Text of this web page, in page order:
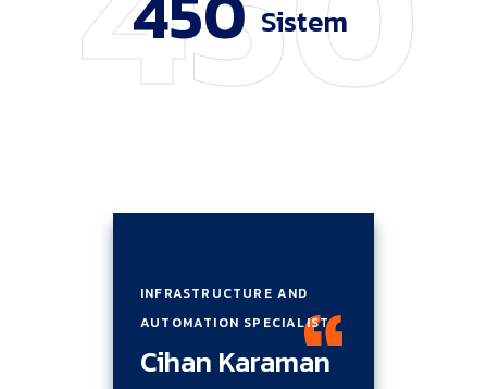
Sistem
INFRASTRUCTURE AND
AUTOMATION SPECIALIST
Cihan Karaman